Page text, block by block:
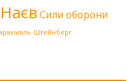
Сили оборони
Штейнберг